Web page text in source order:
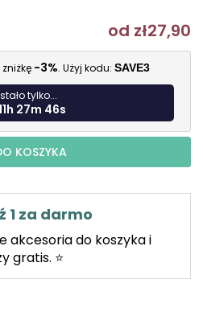
od zł27,90
-3%. Użyj kodu: SAVE3
tylko...
27m 45s
KOSZYKA
1 za darmo
akcesoria do koszyka i
gratis. ⭐